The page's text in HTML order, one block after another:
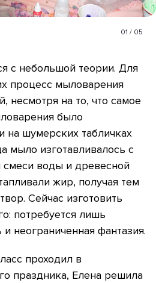
01 / 05
с небольшой теории. Для
процесс мыловарения
несмотря на то, что самое
было
на шумерских табличках
мыло изготавливалось с
воды и древесной
жир, получая тем
Сейчас изготовить
потребуется лишь
неограниченная фантазия.
проходил в
праздника, Елена решила